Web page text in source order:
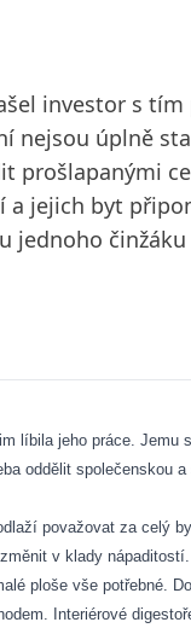
investor s
nejsou úplně
prošlapanými
a jejich byt
jednoho
líbila jeho práce.
oddělit společenskou
považovat za celý
v klady
ploše vše potřebné.
Interiérové